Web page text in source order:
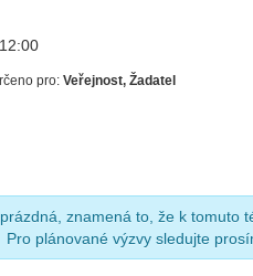
pro:Veřejnost, Žadatel
znamená to, že k tomuto
Pro plánované výzvy sledujte